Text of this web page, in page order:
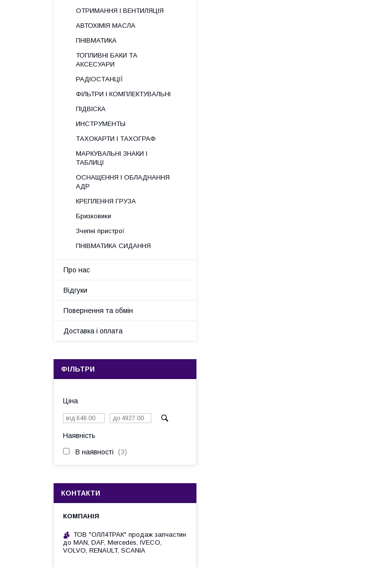
ОТРИМАННЯ І ВЕНТИЛЯЦІЯ
АВТОХІМІЯ МАСЛА
ПНІВМАТИКА
ТОПЛИВНІ БАКИ ТА
АКСЕСУАРИ
РАДІОСТАНЦІЇ
ФІЛЬТРИ І КОМПЛЕКТУВАЛЬНІ
ПІДВІСКА
ИНСТРУМЕНТЫ
ТАХОКАРТИ І ТАХОГРАФ
МАРКУВАЛЬНІ ЗНАКИ І
ТАБЛИЦІ
ОСНАЩЕННЯ І ОБЛАДНАННЯ
АДР
КРЕПЛЕННЯ ГРУЗА
Бризковики
Зчепні пристрої
ПНІВМАТИКА СИДАННЯ
Про нас
Відгуки
Повернення та обмін
Доставка і оплата
ФІЛЬТРИ
Ціна
Наявність
В наявності 3
КОНТАКТИ
ТОВ "ОЛЛ4ТРАК" продаж запчастин
до MAN, DAF, Mercedes, IVECO,
VOLVO, RENAULT, SCANIA